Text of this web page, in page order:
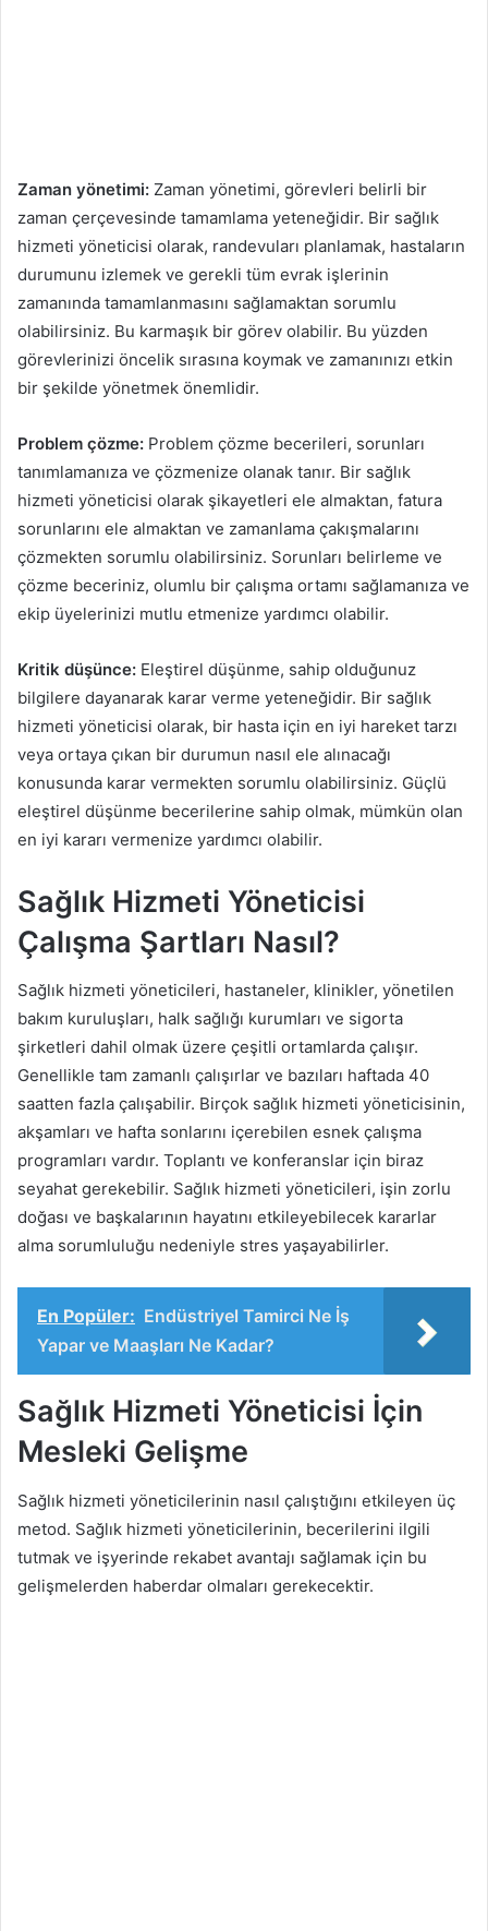
Zaman yönetimi: Zaman yönetimi, görevleri belirli bir
zaman çerçevesinde tamamlama yeteneğidir. Bir sağlık
hizmeti yöneticisi olarak, randevuları planlamak, hastaların
durumunu izlemek ve gerekli tüm evrak işlerinin
zamanında tamamlanmasını sağlamaktan sorumlu
olabilirsiniz. Bu karmaşık bir görev olabilir. Bu yüzden
görevlerinizi öncelik sırasına koymak ve zamanınızı etkin
bir şekilde yönetmek önemlidir.
Problem çözme: Problem çözme becerileri, sorunları
tanımlamanıza ve çözmenize olanak tanır. Bir sağlık
hizmeti yöneticisi olarak şikayetleri ele almaktan, fatura
sorunlarını ele almaktan ve zamanlama çakışmalarını
çözmekten sorumlu olabilirsiniz. Sorunları belirleme ve
çözme beceriniz, olumlu bir çalışma ortamı sağlamanıza ve
ekip üyelerinizi mutlu etmenize yardımcı olabilir.
Kritik düşünce: Eleştirel düşünme, sahip olduğunuz
bilgilere dayanarak karar verme yeteneğidir. Bir sağlık
hizmeti yöneticisi olarak, bir hasta için en iyi hareket tarzı
veya ortaya çıkan bir durumun nasıl ele alınacağı
konusunda karar vermekten sorumlu olabilirsiniz. Güçlü
eleştirel düşünme becerilerine sahip olmak, mümkün olan
en iyi kararı vermenize yardımcı olabilir.
Sağlık Hizmeti Yöneticisi
Çalışma Şartları Nasıl?
Sağlık hizmeti yöneticileri, hastaneler, klinikler, yönetilen
bakım kuruluşları, halk sağlığı kurumları ve sigorta
şirketleri dahil olmak üzere çeşitli ortamlarda çalışır.
Genellikle tam zamanlı çalışırlar ve bazıları haftada 40
saatten fazla çalışabilir. Birçok sağlık hizmeti yöneticisinin,
akşamları ve hafta sonlarını içerebilen esnek çalışma
programları vardır. Toplantı ve konferanslar için biraz
seyahat gerekebilir. Sağlık hizmeti yöneticileri, işin zorlu
doğası ve başkalarının hayatını etkileyebilecek kararlar
alma sorumluluğu nedeniyle stres yaşayabilirler.
En Popüler: Endüstriyel Tamirci Ne İş
Yapar ve Maaşları Ne Kadar?
Sağlık Hizmeti Yöneticisi İçin
Mesleki Gelişme
Sağlık hizmeti yöneticilerinin nasıl çalıştığını etkileyen üç
metod. Sağlık hizmeti yöneticilerinin, becerilerini ilgili
tutmak ve işyerinde rekabet avantajı sağlamak için bu
gelişmelerden haberdar olmaları gerekecektir.